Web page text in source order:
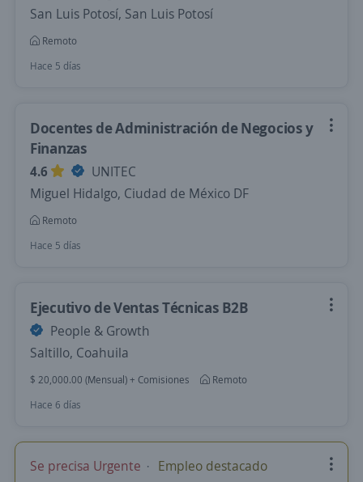
San Luis Potosí, San Luis Potosí
Remoto
Hace 5 días
Docentes de Administración de Negocios y
Finanzas
4.6
UNITEC
Miguel Hidalgo, Ciudad de México DF
Remoto
Hace 5 días
Ejecutivo de Ventas Técnicas B2B
People & Growth
Saltillo, Coahuila
$ 20,000.00 (Mensual) + Comisiones
Remoto
Hace 6 días
Se precisa Urgente Empleo destacado